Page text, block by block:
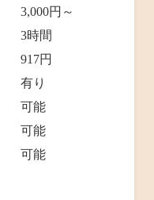
3,000円～
3時間
917円
有り
可能
可能
可能